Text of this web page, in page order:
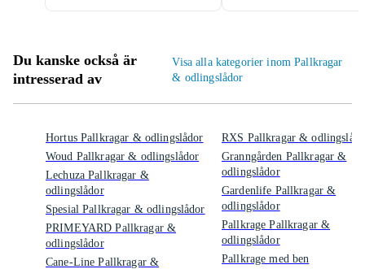
Du kanske också är
intresserad av
Visa alla kategorier inom Pallkragar
& odlingslådor
Hortus Pallkragar & odlingslådor
Woud Pallkragar & odlingslådor
Lechuza Pallkragar &
odlingslådor
Spesial Pallkragar & odlingslådor
PRIMEYARD Pallkragar &
odlingslådor
Cane-Line Pallkragar &
RXS Pallkragar &
Granngården Pallkragar &
odlingslådor
Gardenlife Pallkragar &
odlingslådor
Pallkrage Pallkragar &
odlingslådor
Pallkrage med ben